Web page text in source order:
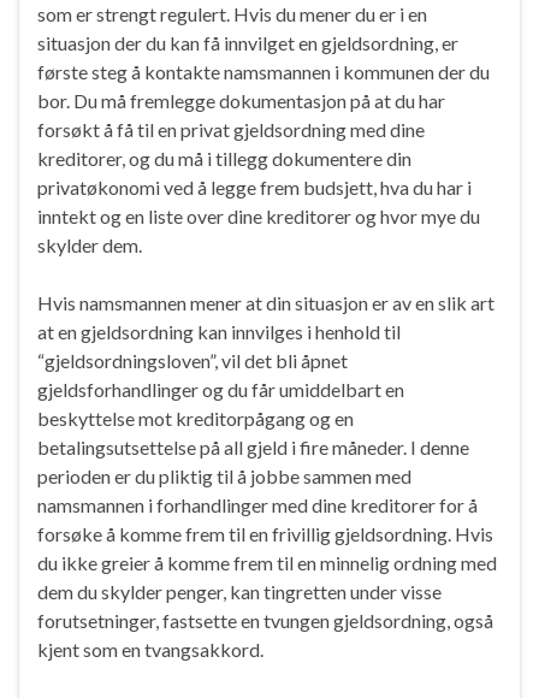
som er strengt regulert. Hvis du mener du er i en
situasjon der du kan få innvilget en gjeldsordning, er
første steg å kontakte namsmannen i kommunen der du
bor. Du må fremlegge dokumentasjon på at du har
forsøkt å få til en privat gjeldsordning med dine
kreditorer, og du må i tillegg dokumentere din
privatøkonomi ved å legge frem budsjett, hva du har i
inntekt og en liste over dine kreditorer og hvor mye du
skylder dem.
Hvis namsmannen mener at din situasjon er av en slik art
at en gjeldsordning kan innvilges i henhold til
“gjeldsordningsloven”, vil det bli åpnet
gjeldsforhandlinger og du får umiddelbart en
beskyttelse mot kreditorpågang og en
betalingsutsettelse på all gjeld i fire måneder. I denne
perioden er du pliktig til å jobbe sammen med
namsmannen i forhandlinger med dine kreditorer for å
forsøke å komme frem til en frivillig gjeldsordning. Hvis
du ikke greier å komme frem til en minnelig ordning med
dem du skylder penger, kan tingretten under visse
forutsetninger, fastsette en tvungen gjeldsordning, også
kjent som en tvangsakkord.